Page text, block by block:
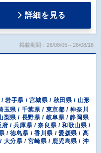
詳細を見る
掲載期間：26/08/05～26/08/18
岩手県 / 宮城県 / 秋田県 / 山形
県 / 千葉県 / 東京都 / 神奈川
梨県 / 長野県 / 岐阜県 / 静岡県
/ 兵庫県 / 奈良県 / 和歌山県 /
/ 徳島県 / 香川県 / 愛媛県 / 高
大分県 / 宮崎県 / 鹿児島県 / 沖